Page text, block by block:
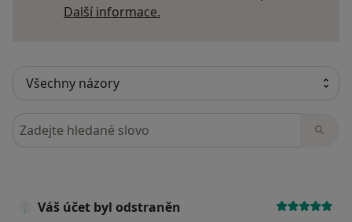
Další informace.
Hledejte v názorech
Váš účet byl odstraněn